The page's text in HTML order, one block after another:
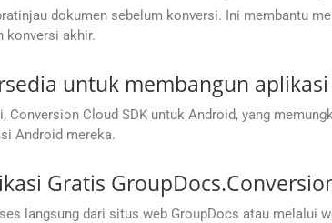
dokumen sebelum konversi. Ini membantu
konversi akhir.
untuk membangun
Conversion Cloud SDK untuk Android, yang
Android mereka.
Gratis
langsung dari situs web GroupDocs atau melalui